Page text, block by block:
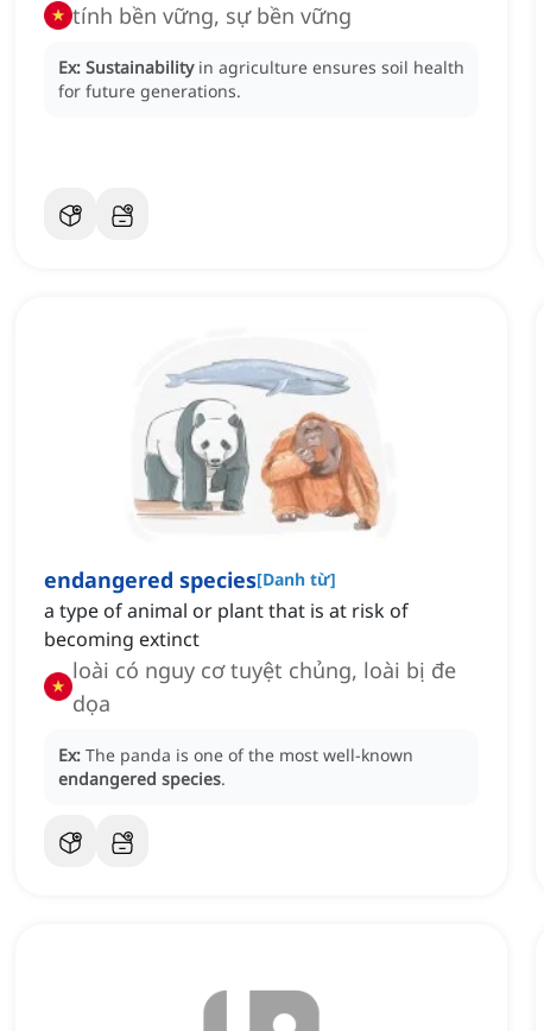
tính bền vững, sự bền vững
Ex: Sustainability in agriculture ensures soil health
for future generations.
endangered species[Danh từ]
a type of animal or plant that is at risk of
becoming extinct
loài có nguy cơ tuyệt chủng, loài bị đe
dọa
Ex: The panda is one of the most well-known
endangered species.